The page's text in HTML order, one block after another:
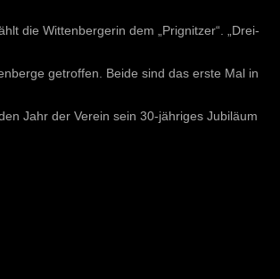
die Wittenbergerin dem „Prignitzer“. „Drei-
getroffen. Beide sind das erste Mal in
Jahr der Verein sein 30-jähriges Jubiläum